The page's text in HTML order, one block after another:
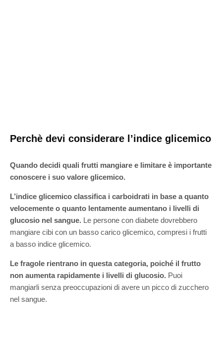
Perchè devi considerare l’indice glicemico
Quando decidi quali frutti mangiare e limitare è importante
conoscere i suo valore glicemico.
L’indice glicemico classifica i carboidrati in base a quanto
velocemente o quanto lentamente aumentano i livelli di
glucosio nel sangue. Le persone con diabete dovrebbero
mangiare cibi con un basso carico glicemico, compresi i frutti
a basso indice glicemico.
Le fragole rientrano in questa categoria, poiché il frutto
non aumenta rapidamente i livelli di glucosio. Puoi
mangiarli senza preoccupazioni di avere un picco di zucchero
nel sangue.